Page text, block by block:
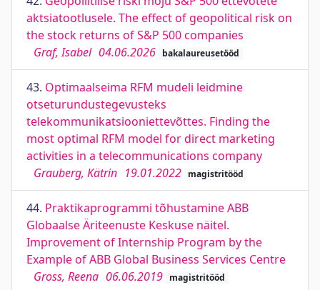
aktsiatootlusele. The effect of geopolitical risk on
the stock returns of S&P 500 companies
Graf, Isabel 04.06.2026 bakalaureusetööd
43. Optimaalseima RFM mudeli leidmine
otseturundustegevusteks
telekommunikatsiooniettevõttes. Finding the
most optimal RFM model for direct marketing
activities in a telecommunications company
Grauberg, Kätrin 19.01.2022 magistritööd
44. Praktikaprogrammi tõhustamine ABB
Globaalse Äriteenuste Keskuse näitel.
Improvement of Internship Program by the
Example of ABB Global Business Services Centre
Gross, Reena 06.06.2019 magistritööd